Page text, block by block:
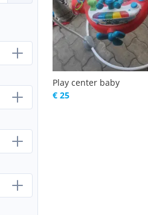
Play center baby
€ 25